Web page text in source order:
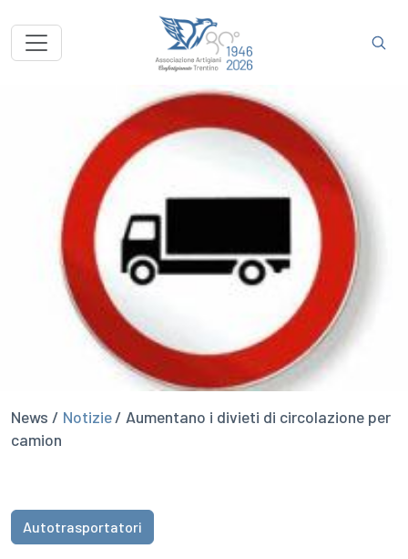
News / Notizie/ Aumentano i divieti di circolazione per
camion
Autotrasportatori